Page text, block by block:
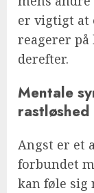
er vigtigt at
reagerer
derefter.
Mentale
rastløshed
Angst er et
forbundet
kan føle sig